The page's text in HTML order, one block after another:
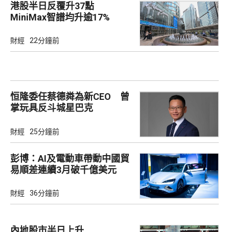
港股半日反覆升37點
MiniMax智譜均升逾17%
財經 22分鐘前
恒隆委任蔡德粦為新CEO 曾
掌玩具反斗城星巴克
財經 25分鐘前
彭博：AI及電動車帶動中國貿
易順差連續3月破千億美元
財經 36分鐘前